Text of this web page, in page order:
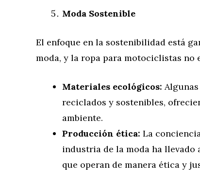
Moda Sostenible
El enfoque en la sostenibilidad está
moda, y la ropa para motociclistas no
Materiales ecológicos:
reciclados y sostenibles,
ambiente.
Producción ética: La
industria de la moda ha llevado
que operan de manera ética y